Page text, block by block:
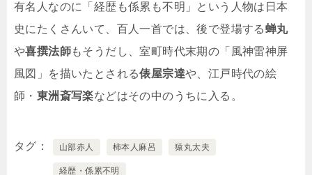
有名人なのに「経歴も係累も不明」という人物は日本
史にたくさんいて、百人一首では、後で登場する蝉丸
や喜撰法師もそうだし、室町時代末期の「風神雷神屏
風図」を描いたとされる俵屋宗達や、江戸時代の絵
師・ 東洲斎写楽などはその中のうちに入る。
タグ 山部赤人 柿本人麻呂 猿丸太夫
経歴・係累不明